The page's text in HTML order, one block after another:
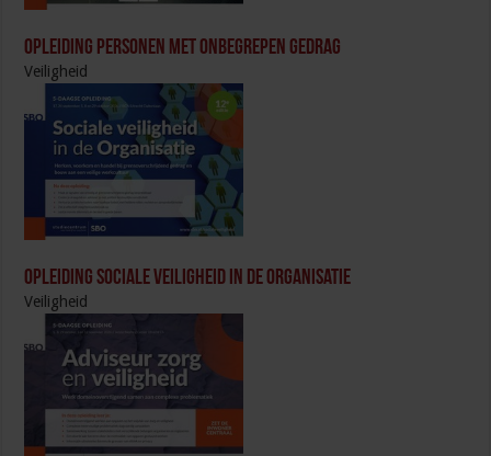
Opleiding Personen met onbegrepen gedrag
Veiligheid
Opleiding Sociale Veiligheid in de Organisatie
Veiligheid